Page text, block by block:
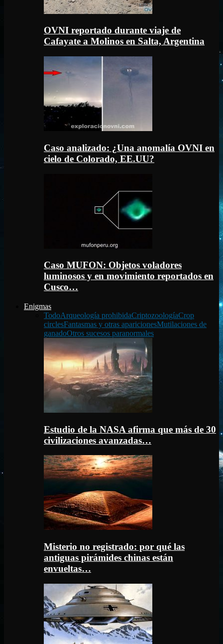
OVNI reportado durante viaje de
Cafayate a Molinos en Salta, Argentina
Caso analizado: ¿Una anomalía OVNI en
cielo de Colorado, EE.UU?
Caso MUFON: Objetos voladores
luminosos y en movimiento reportados en
Cusco…
Enigmas
TodoArqueología prohibidaCriptozoologíaCrop
circlesFantasmas y otras aparicionesMutilaciones de
ganadoOtros sucesos paranormales
Estudio de la NASA afirma que más de 30
civilizaciones avanzadas…
Misterio no registrado: por qué las
antiguas pirámides chinas están
envueltas…